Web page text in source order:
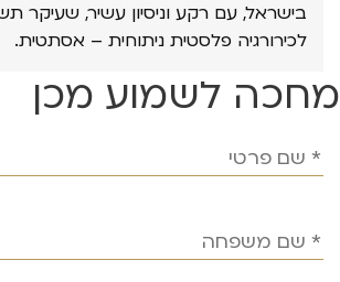
בישראל, עם רקע וניסיון עשיר, שעיקר
לכירורגיה פלסטית ניתוחית – אסתטית.
מחכה לשמוע מכן